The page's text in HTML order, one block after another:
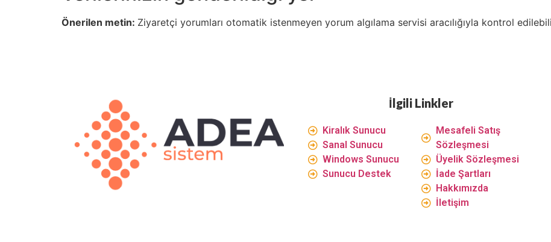
Önerilen metin: Ziyaretçi yorumları otomatik istenmeyen yorum algılama servisi aracılığıyla kontrol
İlgili Linkler
Kiralık Sunucu
Sanal Sunucu
Windows Sunucu
Sunucu Destek
Mesafeli Satış
Sözleşmesi
Üyelik Sözleşmesi
İade Şartları
Hakkımızda
İletişim